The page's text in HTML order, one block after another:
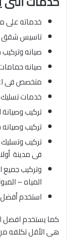
خدماته على مدار 24 ساعه فى اليوم ويوجد
تاسيس شقق
صيانه
صيانه
متخصص فى
خدمات تسليك
تركيب وصيانة
تركيب
تركيب
فى مدينة
وتركيب جميع
المياه –
استخدم
كما يستخدم افضل
هى الأقل تكلفه